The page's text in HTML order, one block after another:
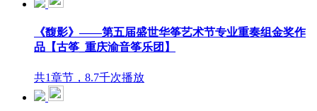
《馥影》——第五届盛世华筝艺术节专业重奏组金奖作
品【古筝_重庆渝音筝乐团】
共1章节，8.7千次播放